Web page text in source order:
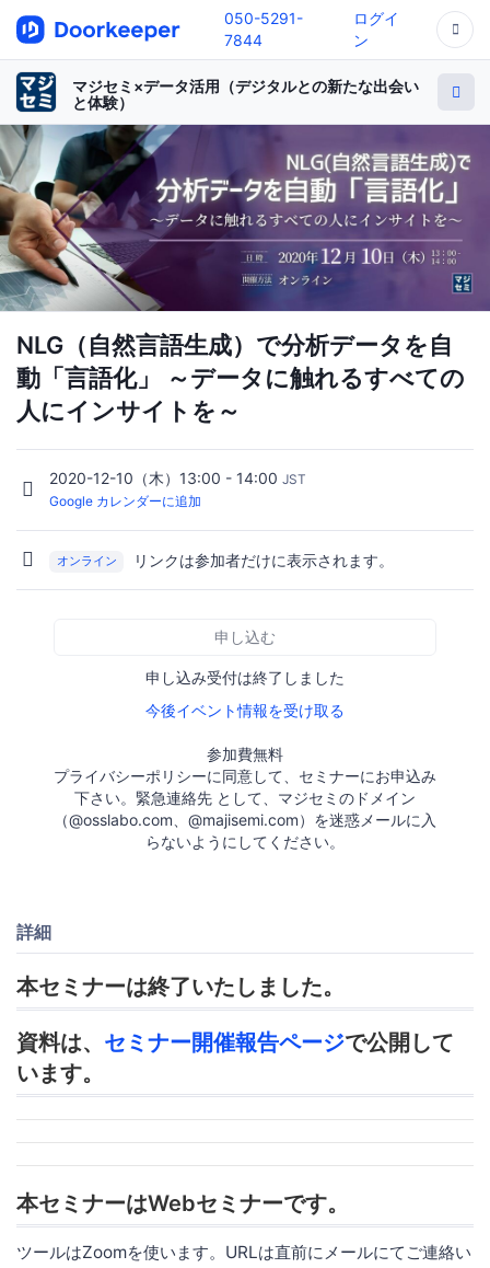
050-5291-
7844
ログイ
ン
マジセミ×データ活用（デジタルとの新たな出会い
と体験）
NLG（自然言語生成）で分析データを自
動「言語化」 ～データに触れるすべての
人にインサイトを～
2020-12-10（木）13:00 - 14:00 JST
Google カレンダーに追加
オンライン リンクは参加者だけに表示されます。
申し込む
申し込み受付は終了しました
今後イベント情報を受け取る
参加費無料
プライバシーポリシーに同意して、セミナーにお申込み
下さい。緊急連絡先 として、マジセミのドメイン
（@osslabo.com、@majisemi.com）を迷惑メールに入
らないようにしてください。
詳細
本セミナーは終了いたしました。
資料は、 セミナー開催報告ページで公開して
います。
本セミナーはWebセミナーです。
ツールはZoomを使います。URLは直前にメールにてご連絡い